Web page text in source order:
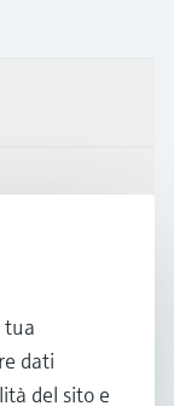
tua
dati
del sito e